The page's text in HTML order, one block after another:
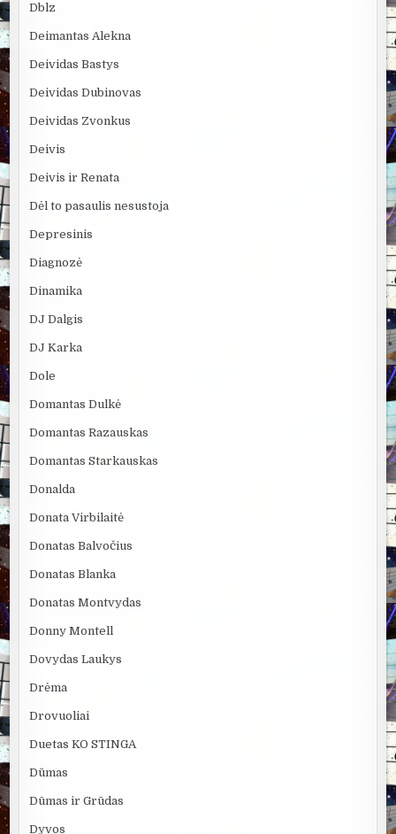
Dblz
Deimantas Alekna
Deividas Bastys
Deividas Dubinovas
Deividas Zvonkus
Deivis
Deivis ir Renata
Dėl to pasaulis nesustoja
Depresinis
Diagnozė
Dinamika
DJ Dalgis
DJ Karka
Dole
Domantas Dulkė
Domantas Razauskas
Domantas Starkauskas
Donalda
Donata Virbilaitė
Donatas Balvočius
Donatas Blanka
Donatas Montvydas
Donny Montell
Dovydas Laukys
Drėma
Drovuoliai
Duetas KO STINGA
Dūmas
Dūmas ir Grūdas
Dyvos